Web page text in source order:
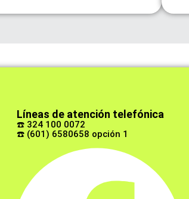
Líneas de atención telefónica
☎️ 324 100 0072
☎️ (601) 6580658 opción 1